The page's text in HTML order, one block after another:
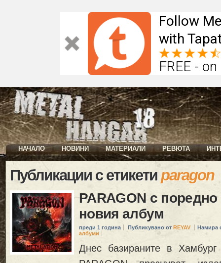
Follow
with
FREE -
НАЧАЛО НОВИНИ МАТЕРИАЛИ РЕВЮТА
Публикации с етикетиparagon
PARAGON с
новия албум
преди 1 година Публикувано от REYAV
Намира
албуми
Днес базираните в